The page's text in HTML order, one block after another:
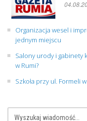
Organizacja wesel i
jednym miejscu
Salony urody i gabinety
w Rumi?
Szkoła przy ul. Formeli